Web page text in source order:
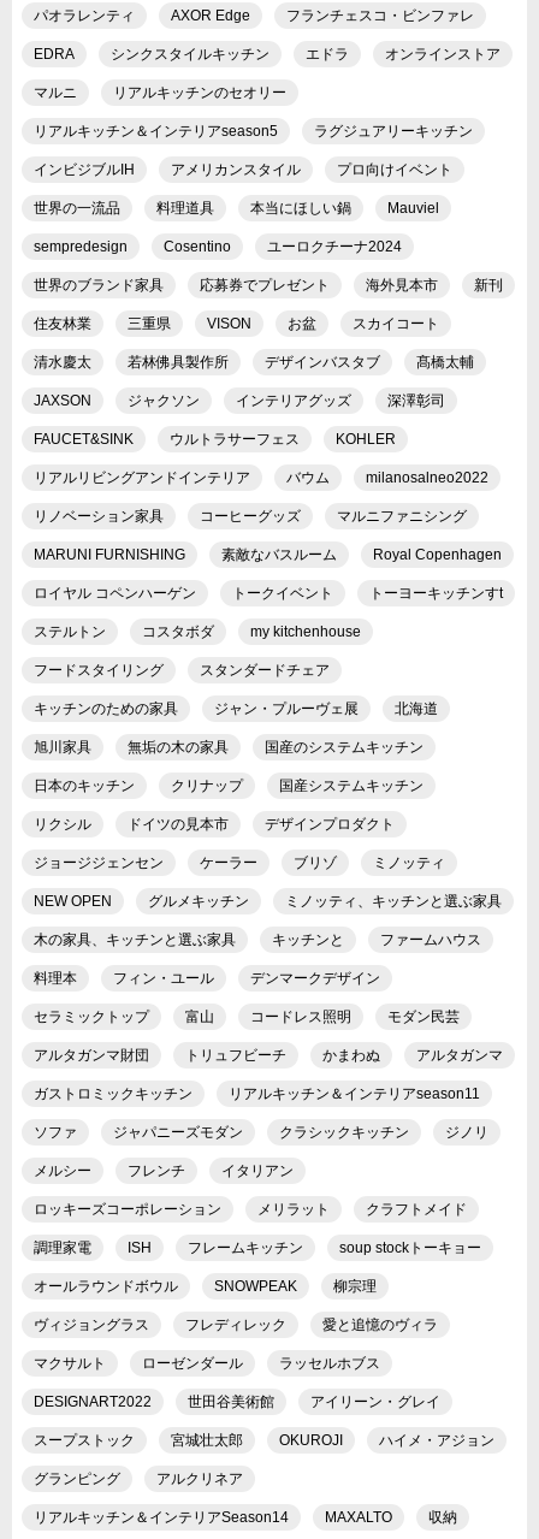
パオラレンティ AXOR Edge フランチェスコ・ビンファレ
EDRA シンクスタイルキッチン エドラ オンラインストア
マルニ リアルキッチンのセオリー
リアルキッチン＆インテリアseason5 ラグジュアリーキッチン
インビジブルIH アメリカンスタイル プロ向けイベント
世界の一流品 料理道具 本当にほしい鍋 Mauviel
sempredesign Cosentino ユーロクチーナ2024
世界のブランド家具 応募券でプレゼント 海外見本市 新刊
住友林業 三重県 VISON お盆 スカイコート
清水慶太 若林佛具製作所 デザインバスタブ 髙橋太輔
JAXSON ジャクソン インテリアグッズ 深澤彰司
FAUCET&SINK ウルトラサーフェス KOHLER
リアルリビングアンドインテリア バウム milanosalneo2022
リノベーション家具 コーヒーグッズ マルニファニシング
MARUNI FURNISHING 素敵なバスルーム Royal Copenhagen
ロイヤル コペンハーゲン トークイベント トーヨーキッチンすt
ステルトン コスタボダ my kitchenhouse
フードスタイリング スタンダードチェア
キッチンのための家具 ジャン・プルーヴェ展 北海道
旭川家具 無垢の木の家具 国産のシステムキッチン
日本のキッチン クリナップ 国産システムキッチン
リクシル ドイツの見本市 デザインプロダクト
ジョージジェンセン ケーラー ブリゾ ミノッティ
NEW OPEN グルメキッチン ミノッティ、キッチンと選ぶ家具
木の家具、キッチンと選ぶ家具 キッチンと ファームハウス
料理本 フィン・ユール デンマークデザイン
セラミックトップ 富山 コードレス照明 モダン民芸
アルタガンマ財団 トリュフビーチ かまわぬ アルタガンマ
ガストロミックキッチン リアルキッチン＆インテリアseason11
ソファ ジャパニーズモダン クラシックキッチン ジノリ
メルシー フレンチ イタリアン
ロッキーズコーポレーション メリラット クラフトメイド
調理家電 ISH フレームキッチン soup stockトーキョー
オールラウンドボウル SNOWPEAK 柳宗理
ヴィジョングラス フレディレック 愛と追憶のヴィラ
マクサルト ローゼンダール ラッセルホブス
DESIGNART2022 世田谷美術館 アイリーン・グレイ
スープストック 宮城壮太郎 OKUROJI ハイメ・アジョン
グランピング アルクリネア
リアルキッチン＆インテリアSeason14 MAXALTO 収納